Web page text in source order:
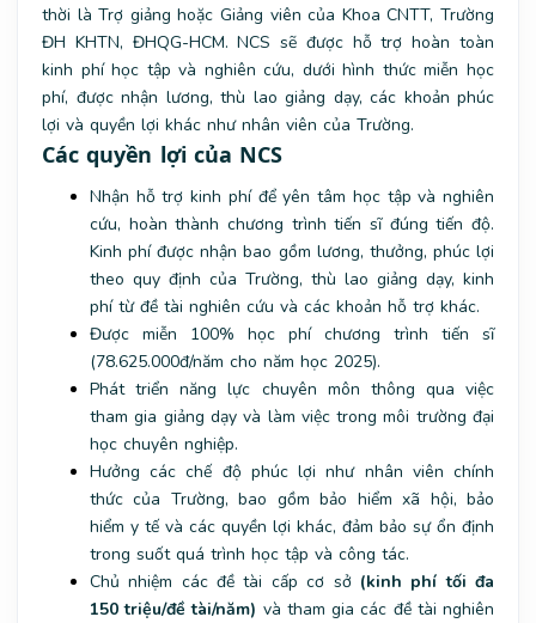
thời là Trợ giảng hoặc Giảng viên của Khoa CNTT, Trường
ĐH KHTN, ĐHQG-HCM. NCS sẽ được hỗ trợ hoàn toàn
kinh phí học tập và nghiên cứu, dưới hình thức miễn học
phí, được nhận lương, thù lao giảng dạy, các khoản phúc
lợi và quyền lợi khác như nhân viên của Trường.
Các quyền lợi của NCS
Nhận hỗ trợ kinh phí để yên tâm học tập và nghiên
cứu, hoàn thành chương trình tiến sĩ đúng tiến độ.
Kinh phí được nhận bao gồm lương, thưởng, phúc lợi
theo quy định của Trường, thù lao giảng dạy, kinh
phí từ đề tài nghiên cứu và các khoản hỗ trợ khác.
Được miễn 100% học phí chương trình tiến sĩ
(78.625.000đ/năm cho năm học 2025).
Phát triển năng lực chuyên môn thông qua việc
tham gia giảng dạy và làm việc trong môi trường đại
học chuyên nghiệp.
Hưởng các chế độ phúc lợi như nhân viên chính
thức của Trường, bao gồm bảo hiểm xã hội, bảo
hiểm y tế và các quyền lợi khác, đảm bảo sự ổn định
trong suốt quá trình học tập và công tác.
Chủ nhiệm các đề tài cấp cơ sở (kinh phí tối đa
150 triệu/đề tài/năm) và tham gia các đề tài nghiên